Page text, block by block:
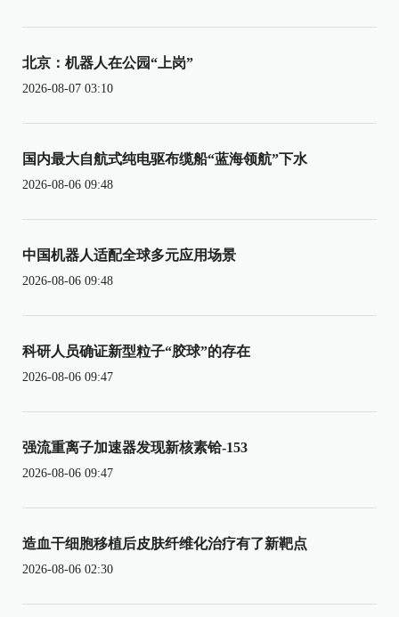
北京：机器人在公园“上岗”
2026-08-07 03:10
国内最大自航式纯电驱布缆船“蓝海领航”下水
2026-08-06 09:48
中国机器人适配全球多元应用场景
2026-08-06 09:48
科研人员确证新型粒子“胶球”的存在
2026-08-06 09:47
强流重离子加速器发现新核素铪-153
2026-08-06 09:47
造血干细胞移植后皮肤纤维化治疗有了新靶点
2026-08-06 02:30